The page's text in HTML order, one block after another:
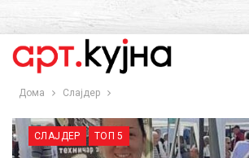
Дома Слајдер
СЛАЈДЕР ТОП 5